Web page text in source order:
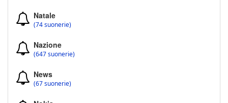
Natale
(74 suonerie)
Nazione
(647 suonerie)
News
(67 suonerie)